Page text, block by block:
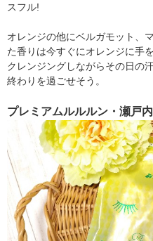
スフル!
オレンジの他にベルガモット、
た香りは今すぐにオレンジに手
クレンジングしながらその日の
終わりを過ごせそう。
プレミアムルルルン・瀬戸